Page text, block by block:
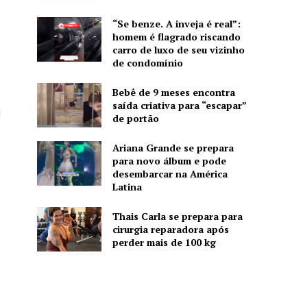
“Se benze. A inveja é real”:
homem é flagrado riscando
carro de luxo de seu vizinho
de condomínio
Bebê de 9 meses encontra
saída criativa para “escapar”
de portão
Ariana Grande se prepara
para novo álbum e pode
desembarcar na América
Latina
Thais Carla se prepara para
cirurgia reparadora após
perder mais de 100 kg